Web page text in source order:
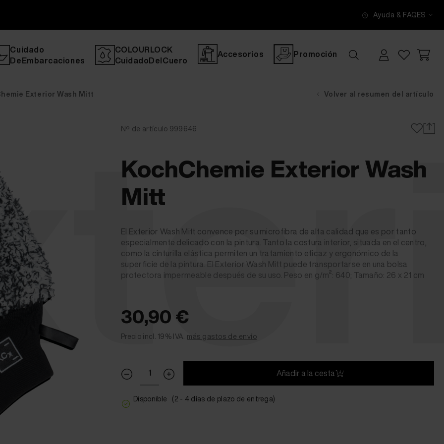
Ayuda & FAQES
Cuidado
DeEmbarcaciones
COLOURLOCK
CuidadoDelCuero
Accesorios Promoción
Exterior Wash Mitt Volver al resumen del artículo
Nº de artículo 999646
KochChemie Exterior Wash
Mitt
El Exterior Wash Mitt convence por su microfibra de alta calidad que es por tanto
especialmente delicado con la pintura. Tanto la costura interior, situada en el centro,
como la cinturilla elástica permiten un tratamiento eficaz y ergonómico de la
superficie de la pintura. El Exterior Wash Mitt puede transportarse en una bolsa
protectora impermeable después de su uso. Peso en g/m²: 640; Tamaño: 26 x 21 cm
30,90 €
Precio incl. 19% IVA. más gastos de envío
Añadir a la cesta
Disponible (2 - 4 días de plazo de entrega)